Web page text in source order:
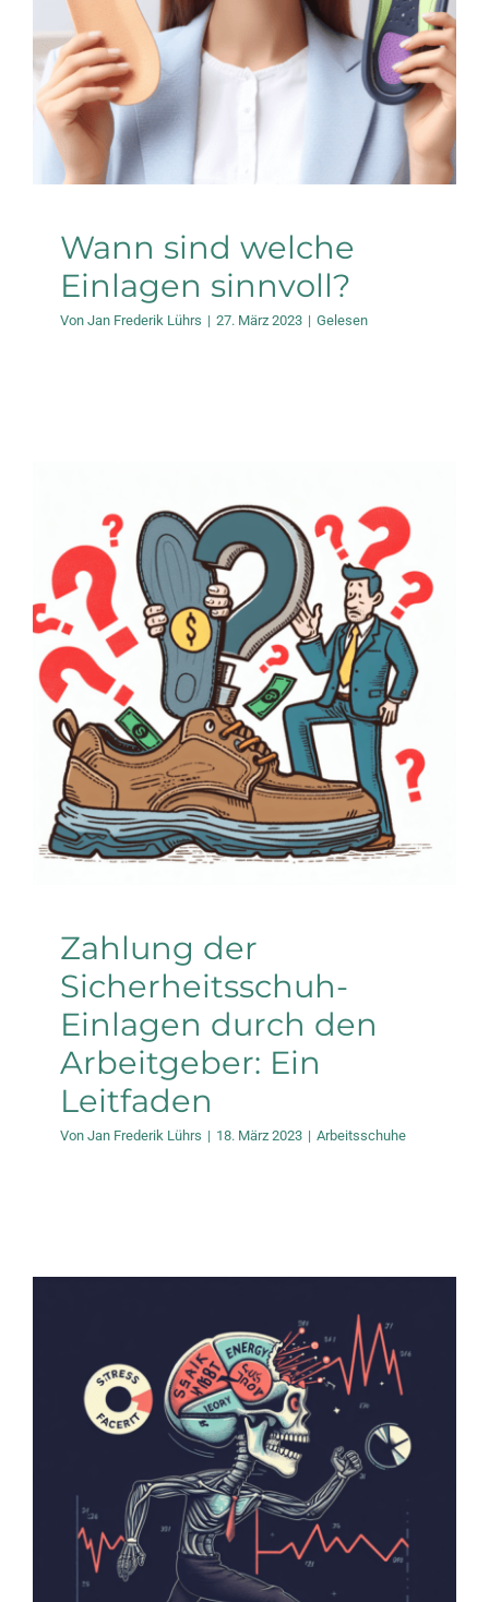
Wann sind welche
Einlagen sinnvoll?
Von Jan Frederik Lührs | 27. März 2023 | Gelesen
Zahlung der
Sicherheitsschuh-
Einlagen durch den
Arbeitgeber: Ein
Leitfaden
Arbeitsschuhe
Zahlung der
Sicherheitsschuh-
Einlagen durch den
Arbeitgeber: Ein
Leitfaden
Von Jan Frederik Lührs | 18. März 2023 | Arbeitsschuhe
Stressfaktor
Energiedefizit: Der Fuß
läuft so lange, bis er
bricht
News